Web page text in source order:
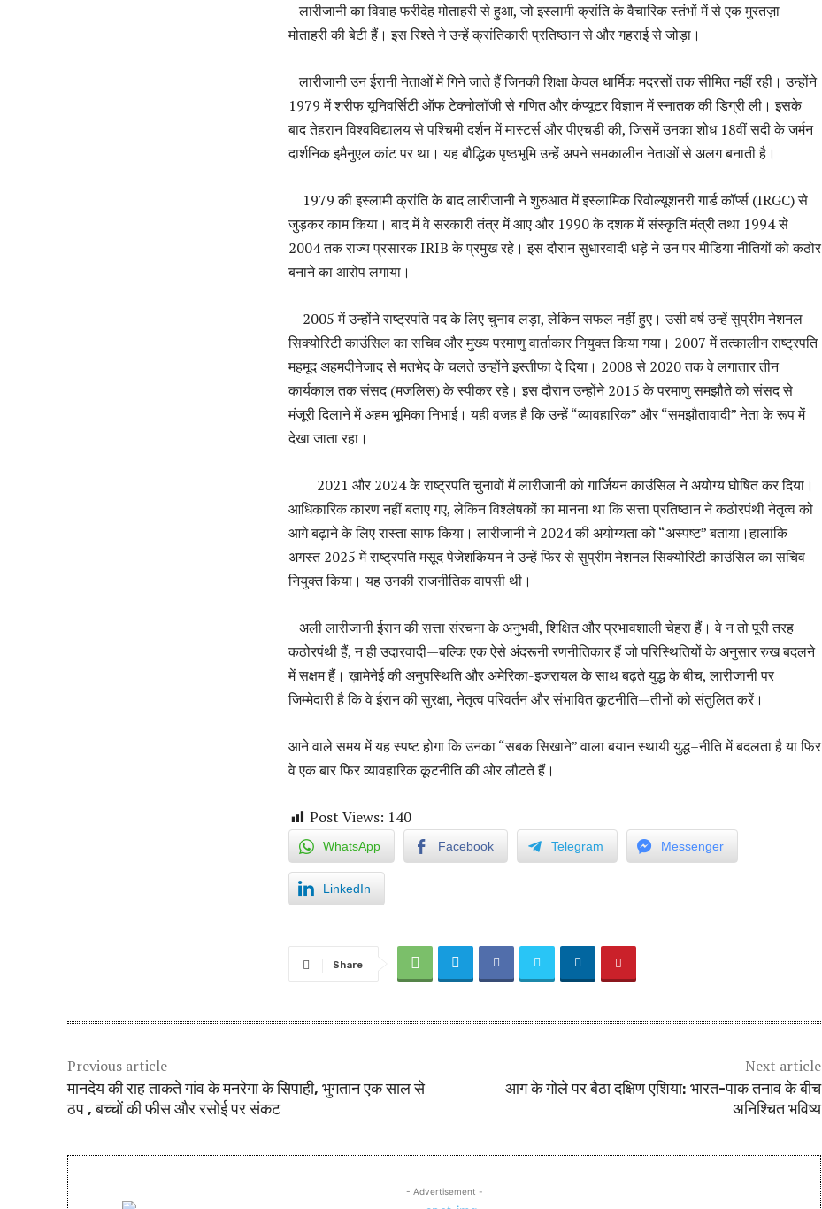
लारीजानी का विवाह फरीदेह मोताहरी से हुआ, जो इस्लामी क्रांति के वैचारिक स्तंभों में से एक मुरतज़ा
मोताहरी की बेटी हैं। इस रिश्ते ने उन्हें क्रांतिकारी प्रतिष्ठान से और गहराई से जोड़ा।
लारीजानी उन ईरानी नेताओं में गिने जाते हैं जिनकी शिक्षा केवल धार्मिक मदरसों तक सीमित नहीं रही। उन्होंने
1979 में शरीफ यूनिवर्सिटी ऑफ टेक्नोलॉजी से गणित और कंप्यूटर विज्ञान में स्नातक की डिग्री ली। इसके
बाद तेहरान विश्वविद्यालय से पश्चिमी दर्शन में मास्टर्स और पीएचडी की, जिसमें उनका शोध 18वीं सदी के जर्मन
दार्शनिक इमैनुएल कांट पर था। यह बौद्धिक पृष्ठभूमि उन्हें अपने समकालीन नेताओं से अलग बनाती है।
1979 की इस्लामी क्रांति के बाद लारीजानी ने शुरुआत में इस्लामिक रिवोल्यूशनरी गार्ड कॉर्प्स (IRGC) से
जुड़कर काम किया। बाद में वे सरकारी तंत्र में आए और 1990 के दशक में संस्कृति मंत्री तथा 1994 से
2004 तक राज्य प्रसारक IRIB के प्रमुख रहे। इस दौरान सुधारवादी धड़े ने उन पर मीडिया नीतियों को कठोर
बनाने का आरोप लगाया।
2005 में उन्होंने राष्ट्रपति पद के लिए चुनाव लड़ा, लेकिन सफल नहीं हुए। उसी वर्ष उन्हें सुप्रीम नेशनल
सिक्योरिटी काउंसिल का सचिव और मुख्य परमाणु वार्ताकार नियुक्त किया गया। 2007 में तत्कालीन राष्ट्रपति
महमूद अहमदीनेजाद से मतभेद के चलते उन्होंने इस्तीफा दे दिया। 2008 से 2020 तक वे लगातार तीन
कार्यकाल तक संसद (मजलिस) के स्पीकर रहे। इस दौरान उन्होंने 2015 के परमाणु समझौते को संसद से
मंजूरी दिलाने में अहम भूमिका निभाई। यही वजह है कि उन्हें “व्यावहारिक” और “समझौतावादी” नेता के रूप में
देखा जाता रहा।
2021 और 2024 के राष्ट्रपति चुनावों में लारीजानी को गार्जियन काउंसिल ने अयोग्य घोषित कर दिया।
आधिकारिक कारण नहीं बताए गए, लेकिन विश्लेषकों का मानना था कि सत्ता प्रतिष्ठान ने कठोरपंथी नेतृत्व को
आगे बढ़ाने के लिए रास्ता साफ किया। लारीजानी ने 2024 की अयोग्यता को “अस्पष्ट” बताया।हालांकि
अगस्त 2025 में राष्ट्रपति मसूद पेजेशकियन ने उन्हें फिर से सुप्रीम नेशनल सिक्योरिटी काउंसिल का सचिव
नियुक्त किया। यह उनकी राजनीतिक वापसी थी।
अली लारीजानी ईरान की सत्ता संरचना के अनुभवी, शिक्षित और प्रभावशाली चेहरा हैं। वे न तो पूरी तरह
कठोरपंथी हैं, न ही उदारवादी—बल्कि एक ऐसे अंदरूनी रणनीतिकार हैं जो परिस्थितियों के अनुसार रुख बदलने
में सक्षम हैं। ख़ामेनेई की अनुपस्थिति और अमेरिका-इजरायल के साथ बढ़ते युद्ध के बीच, लारीजानी पर
जिम्मेदारी है कि वे ईरान की सुरक्षा, नेतृत्व परिवर्तन और संभावित कूटनीति—तीनों को संतुलित करें।
आने वाले समय में यह स्पष्ट होगा कि उनका“सबक सिखाने”वाला बयान स्थायी युद्ध–नीति में बदलता है या फिर
वे एक बार फिर व्यावहारिक कूटनीति की ओर लौटते हैं।
Post Views: 140
WhatsApp Facebook Telegram Messenger
LinkedIn
Share
Previous article
मानदेय की राह ताकते गांव के मनरेगा के सिपाही, भुगतान एक साल से
ठप , बच्चों की फीस और रसोई पर संकट
Next article
आग के गोले पर बैठा दक्षिण एशिया: भारत-पाक तनाव के बीच
अनिश्चित भविष्य
- Advertisement -